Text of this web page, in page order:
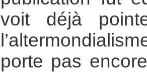
voit déjà
porte pas